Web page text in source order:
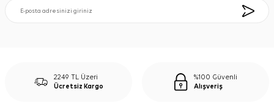
2249 TL Üzeri
Ücretsiz Kargo
%100 Güvenli
Alışveriş